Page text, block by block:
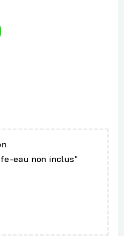
eau non inclus"